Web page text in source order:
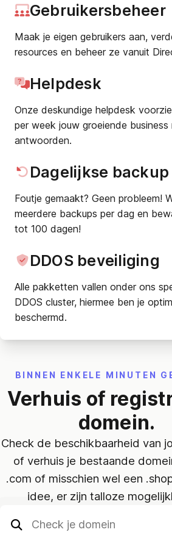
Gebruikersbeheer
Maak je eigen gebruikers aan,
resources en beheer ze vanuit
Helpdesk
Onze deskundige helpdesk
per week jouw groeiende business
antwoorden.
Dagelijkse backup
Foutje gemaakt? Geen probleem!
meerdere backups per dag en
tot 100 dagen!
DDOS beveiliging
Alle pakketten vallen onder ons
DDOS cluster, hiermee ben je
beschermd.
BINNEN ENKELE MINUTEN
Verhuis of
domein.
Check de beschikbaarheid van
of verhuis je bestaande
.com of misschien wel een
idee, er zijn talloze